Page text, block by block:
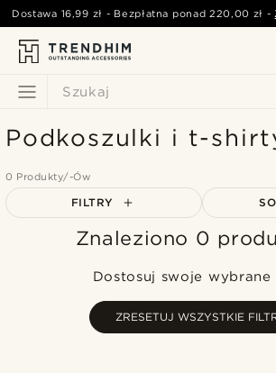
Szukaj
Dostawa 16,99 zł - Bezpłatna ponad220,00 zł -
Podkoszulki i t-
0 Produkty/-Ów
FILTRY
Najniższa
Najwyższa
Znaleziono 0
Dostosuj swoje
ZRESETUJ WSZYSTKIE